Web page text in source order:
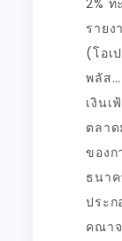
รายง
(โอเ
พลัส
เงิน
ตลาด
ของก
ธนาค
ประก
คณา